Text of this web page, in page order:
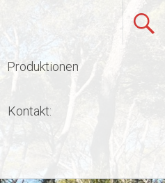
Produktionen
Kontakt: